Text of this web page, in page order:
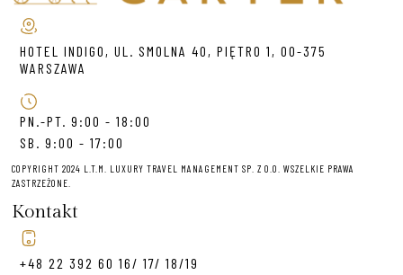
HOTEL INDIGO, UL. SMOLNA 40, PIĘTRO 1, 00-375
WARSZAWA
PN.-PT. 9:00 - 18:00
SB. 9:00 - 17:00
COPYRIGHT 2024 L.T.M. LUXURY TRAVEL MANAGEMENT SP. Z O.O. WSZELKIE PRAWA
ZASTRZEŻONE.
Kontakt
+48 22 392 60 16/ 17/ 18/19